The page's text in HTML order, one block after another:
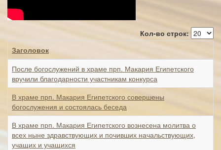
Кол-во строк:
Заголовок
После богослужений в храме прп. Макария Египетского
вручили благодарности участникам конкурса
В храме прп. Макария Египетского совершены
богослужения и состоялась беседа
В храме прп. Макария Египетского вознесена молитва о
всех ныне здравствующих и почивших начальствующих,
учащих и учащихся